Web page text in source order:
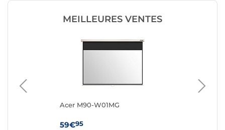
MEILLEURES VENTES
Acer M90-W01MG
59€95